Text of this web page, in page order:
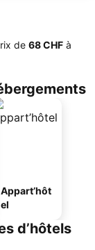
de ‎68 CHF à
Appart’hôt
el
d’hôtels